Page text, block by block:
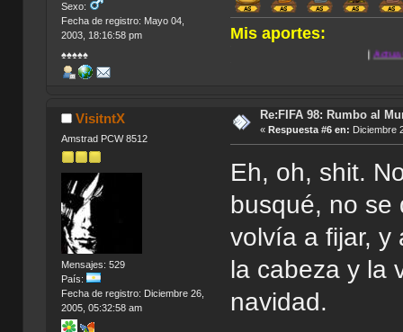
Sexo:
Fecha de registro: Mayo 04,
2003, 18:16:58 pm
♠♠♠♠♠
Mis aportes:
|Anno
VisitntX
Amstrad PCW 8512
Mensajes: 529
País:
Fecha de registro: Diciembre 26,
2005, 05:32:58 am
Re:FIFA 98: Rumbo al
« Respuesta #6 en: Diciembre
Eh, oh, shit.
busqué, no se
volvía a fijar, y
la cabeza y la
navidad.